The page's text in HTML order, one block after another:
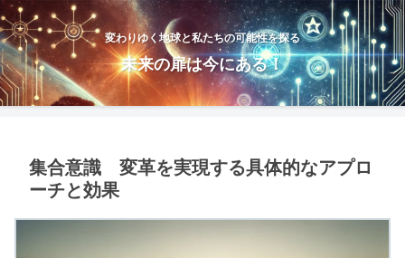
変わりゆく地球と私たちの可能性を探る
未来の扉は今にある！
集合意識 変革を実現する具体的なアプロ
ーチと効果